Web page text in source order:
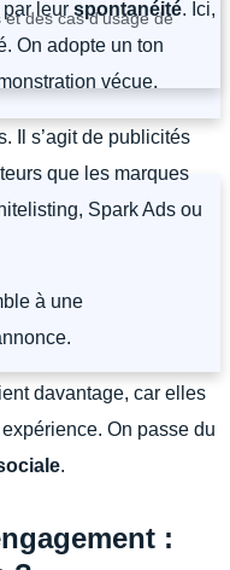
des cas d’usage de
par leur spontanéité. Ici,
On adopte un ton
vécue.
Il s’agit de publicités
que les marques
Spark Ads ou
à une
davantage, car elles
On passe du
.
: